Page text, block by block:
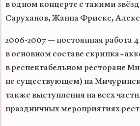
в одном концерте с такими
Саруханов, Жанна Фриске,
2006-2007 — постоянная работа
в основном составе
в респектабельном ресторане
не существующем) на
также выступления на всех
праздничных мероприятиях